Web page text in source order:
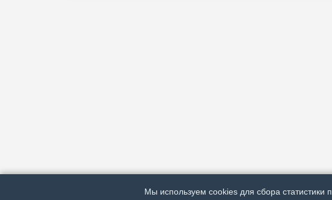
Мы используем cookies для сбора статистики